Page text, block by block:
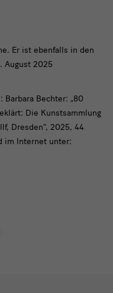
Er ist ebenfalls in den
August 2025
Bechter: „80
Die Kunstsammlung
Dresden", 2025, 44
im Internet unter: